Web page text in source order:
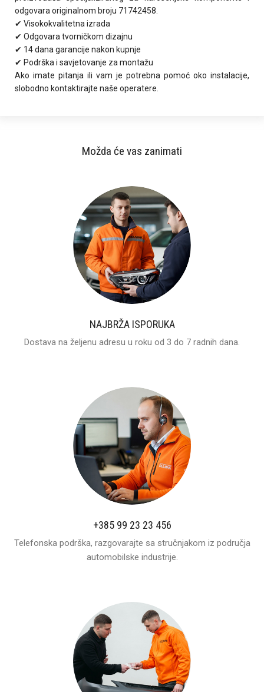
odgovara originalnom broju 71742458.
✔ Visokokvalitetna izrada
✔ Odgovara tvorničkom dizajnu
✔ 14 dana garancije nakon kupnje
✔ Podrška i savjetovanje za montažu
Ako imate pitanja ili vam je potrebna pomoć oko instalacije,
slobodno kontaktirajte naše operatere.
Možda će vas zanimati
NAJBRŽA ISPORUKA
Dostava na željenu adresu u roku od 3 do 7 radnih dana.
+385 99 23 23 456
Telefonska podrška, razgovarajte sa stručnjakom iz područja
automobilske industrije.